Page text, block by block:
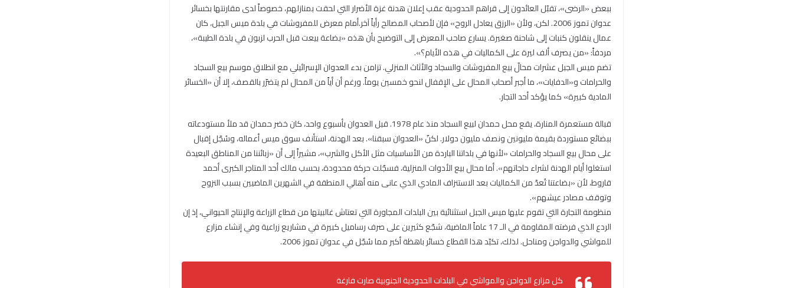
ببعض «الرضى»، تقبّل العائدون إلى قراهم الحدودية عقب إعلان هدنة غزة الأضرار التي لحقت بمنازلهم، خصوصاً لدى مقارنتها بخسائر
عدوان تموز 2006. لكن، ولأن «الرزق يعادل الروح» فإن لأصحاب المصالح رأياً آخر.أمام معرض للمفروشات في بلدة ميس الجبل، كان
عمال ينقلون كنبات إلى شاحنة صغيرة. يسارع صاحب المعرض إلى التوضيح بأن هذه «بضاعة بيعت قبل الحرب لزبون في بلدة الطيبة»،
مردفاً: «من يصرف ألف ليرة على الكماليات في هذه الأيام؟».
تضم ميس الجبل عشرات محالّ بيع المفروشات والسجاد والأثاث المنزلي. تزامن بدء العدوان الإسرائيلي مع انطلاق موسم بيع السجاد
والحرامات و«الدفايات»، ما أجبر أصحاب المحال على الإقفال لنحو خمسين يوماً. ورغم أن أياً من المحال لم يتضرّر بالقصف، إلا أن «الخسائر
المادية كبيرة» كما يؤكد أحد التجار.
قبالة مستعمرة المنارة، يقع محل حمدان لبيع السجاد منذ عام 1978. قبل العدوان بأسبوع واحد، كان خضر حمدان قد ملأ مستودعاته
ببضائع مستوردة بقيمة مليونين ونصف مليون دولار. لكنّ «العدوان سبقنا». بعد الهدنة، استأنف سوق ميس أعماله، وسُجّل إقبال
على محال بيع السجاد والحرامات «لأنها في بلداتنا الباردة من الأساسيات مثل الأكل والشرب»، مشيراً إلى أن «زبائننا من المناطق البعيدة
استغلوا أيام الهدنة لشراء حاجاتهم». أما محال بيع الأدوات المنزلية، فسجّلت حركة محدودة، بحسب مالك أحد المتاجر الكبرى أحمد
قاروط، لأن «بضاعتنا تُعدّ من الكماليات بعد الاستنزاف المادي الذي عانى منه أهالي المنطقة في الشهرين الماضيين بسبب النزوح
وتوقف مصادر عيشهم».
منظومة التجارة التي تقوم عليها ميس الجبل استثنائية بين البلدات المجاورة التي تعتاش غالبيتها من قطاع الزراعة والإنتاج الحيواني، إذ إن
الردع الذي فرضته المقاومة في الـ 17 عاماً الماضية، شجّع كثيرين على صرف رساميل كبيرة في مشاريع زراعية وفي إنشاء مزارع
للمواشي والدواجن ومناحل. لذلك، تكبّد هذا القطاع خسائر باهظة أكبر مما سُجّل في عدوان تموز 2006.
كل مزارع الدواجن والمواشي في البلدات الحدودية الجنوبية صارت فارغة